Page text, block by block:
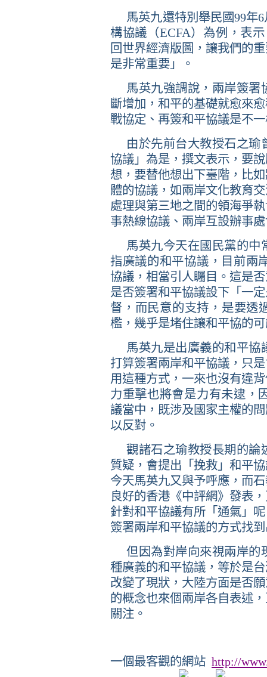
馬英九還特別舉民國99年6
構協議（ECFA）為例，表
回世界經濟版圖，讓我們的
是非常重要」。
馬英九強調說，兩岸簽署
斷增加，和平的基礎就愈來
戰協定、再簽和平協議是不
由於先前台大教授石之瑜
協議」為是，撰文表示，要
想，要替他想出下臺階，比
體的協議，如兩岸文化教育
處理與第三地之間的領海爭
事熱線協議、兩岸互設辦事
馬英九今天在國民黨的中
指廣議的和平協議，目前兩
協議，相當引人矚目。這是
是否簽署和平協議設下「一
督，而民意的支持，是要透
檻，幾乎是堵住讓和平協的
馬英九是出廣義的和平協
打算簽署兩岸和平協議，只
用這種方式，一來也沒有違
力重擊也將會是力有未逮，
議當中，既涉及國家主權的
以反對。
觀諸石之瑜教授長期的論
質疑，會提出「挽救」和平
今天馬英九又與予呼應，而石
良好的香港《中評網》發表
針對和平協議有所「通氣」
簽署兩岸和平協議的方式找
但因為對岸向來視兩岸的
種廣義的和平協議，等於是
改變了現狀，大陸方面是否
的概念也來個兩岸各自表述
關注。
一個最客觀的網站 http://